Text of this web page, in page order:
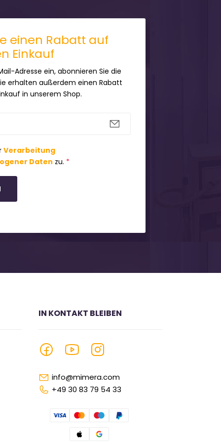
einen Rabatt auf
Einkauf
Adresse ein, abonnieren Sie die
erhalten außerdem einen Rabatt
in unserem Shop.
Verarbeitung
Daten zu. *
IN KONTAKT BLEIBEN
info@mimera.com
+49 30 83 79 54 33